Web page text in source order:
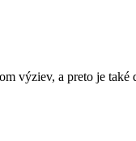
výziev, a preto je také